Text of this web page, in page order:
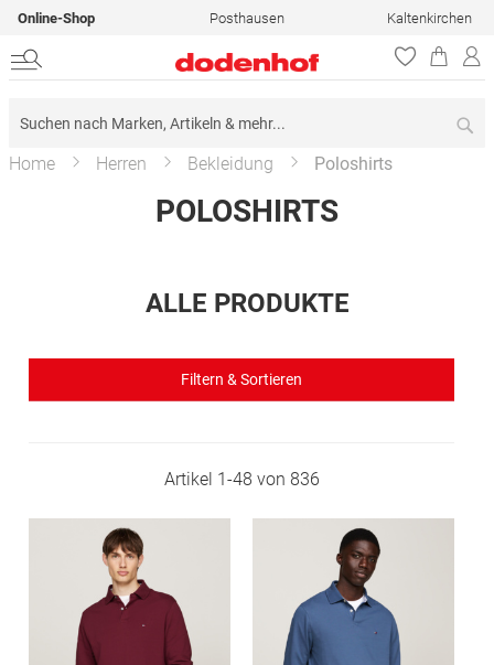
Online-Shop Posthausen Kaltenkirchen
Home Herren Bekleidung Poloshirts
POLOSHIRTS
ALLE PRODUKTE
Filtern & Sortieren
Artikel 1-48 von 836